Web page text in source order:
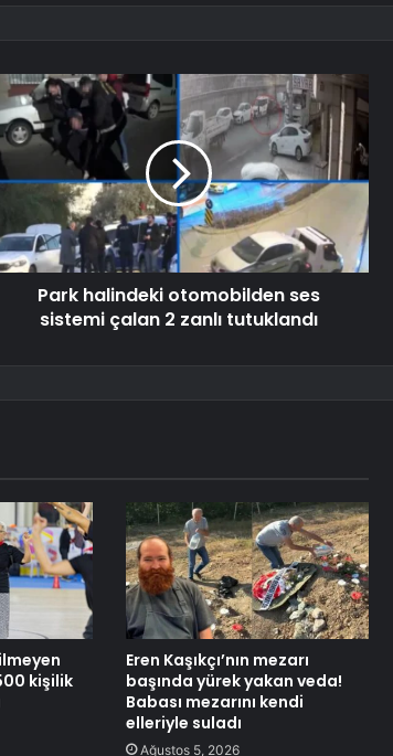
Park halindeki otomobilden ses
sistemi çalan 2 zanlı tutuklandı
kişilik
Eren Kaşıkçı’nın mezarı
başında yürek yakan veda!
Babası mezarını kendi
elleriyle suladı
Ağustos 5, 2026